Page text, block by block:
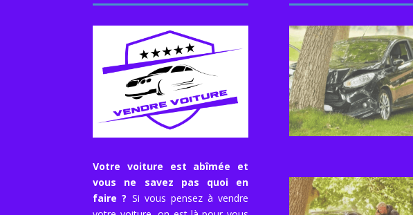
Votre voiture est abîmée et
vous ne savez pas quoi en
faire ? Si vous pensez à vendre